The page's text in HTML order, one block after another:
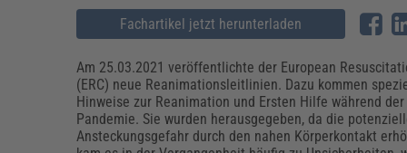
Kinderschutz, Jugendhilfe & Inklusion
Datenschutz & IT-Recht
Datenschutz & IT-Sicherheit
Elektrosicherheit
Elektrosicherheit & Elektrotechnik
Energie und Umwelt
Fachpublikationen & Arbeitshilfen
Erneuerbare Energien
Weiterbildungen (AKADEMIE HERKERT)
Energie & Umwelt
Geschäftsführung
Führung & Management
Pflegeleitung & Pflegepraxis
Gesundheit & Pflege
Kommunales
Reisekosten und Finanzen
Reisekosten und Finanzen
Fachartikel jetzt herunterladen
Am 25.03.2021 veröffentlichte der European
(ERC) neue Reanimationsleitlinien. Dazu kommen
Hinweise zur Reanimation und Ersten Hilfe während der
Pandemie. Sie wurden herausgegeben, da die
Ansteckungsgefahr durch den nahen Körperkontakt